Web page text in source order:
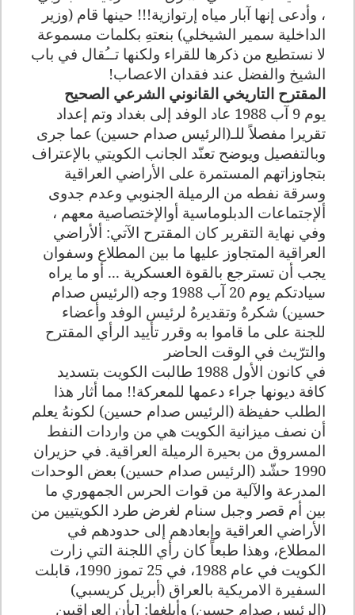
، وأدعى إنها آبار مياه إرتوازية!!! حينها قام (وزير
الداخلية سمير الشيخلي) بنعتهِ بكلمات مسموعة
لا نستطيع من ذكرها للقراء ولكنها تــُقال في باب
الشيخ والفضل عند فقدان الاعصاب!
المقترح التاريخي القانوني الشرعي الصحيح
يوم 9 آب 1988 عاد الوفد إلى بغداد وتم إعداد
تقريرا مفصلاً للـ(الرئيس صدام حسين) عما جرى
وبالتفصيل ويوضح تعنّد الجانب الكويتي بالإعتراف
بتجاوزاتهم المستمرة على الأراضي العراقية
وسرقة نفطه من الرميلة الجنوبي وعدم جدوى
ألإجتماعات الدبلوماسية أوالإختصاصية معهم ،
وفي نهاية التقرير كان المقترح الآتي: ألأراضي
العراقية المتجاوز عليها ما بين المطلاع وسفوان
يجب أن تسترجع بالقوة العسكرية ... أو ما يراه
سيادتكم يوم 20 آب 1988 وجه (الرئيس صدام
حسين) شكرهُ وتقديرهُ لرئيس الوفد وأعضاء
للجنة على ما قاموا به وقرر تأييد الرأي المقترح
والترّيث في الوقت الحاضر
في كانون الأول 1988 طالبت الكويت بتسديد
كافة ديونها جراء دعمها للمعركة!! مما أثار هذا
الطلب حفيظة (الرئيس صدام حسين) لكونهُ يعلم
أن نصف ميزانية الكويت هي من واردات النفط
المسروق من بحيرة الرميلة العراقية. في حزيران
1990 حشّد (الرئيس صدام حسين) بعض الوحدات
المدرعة والآلية من قوات الحرس الجمهوري ما
بين أم قصر وجبل سنام لغرض طرد الكويتيين من
الأراضي العراقية وإبعادهم إلى حدودهم في
المطلاع، وهذا طبعاً كان رأي اللجنة التي زارت
الكويت في عام 1988، في 25 تموز 1990، قابلت
السفيرة الامريكية بالعراق (أبريل كريسبي)
(الرئيس صدام حسين) وأبلغها: [بأن العراقيين